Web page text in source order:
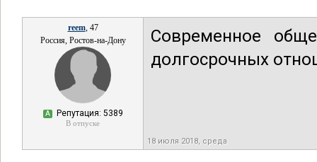
reem, 47
Россия, Ростов-на-Дону
А Репутация: 5389
В отпуске
Современное
долгосрочных
18 июля 2018, среда